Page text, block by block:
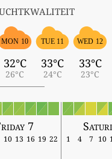
MON 10
32°C
26°C
TUE 11
33°C
24°C
WED 12
33°C
23°C
7
10 13 16 19 22 1 4 7 10